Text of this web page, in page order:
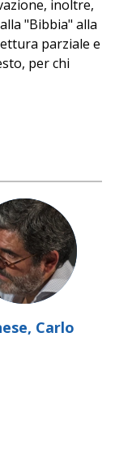
inoltre,
"Bibbia" alla
parziale e
per chi
Carlo